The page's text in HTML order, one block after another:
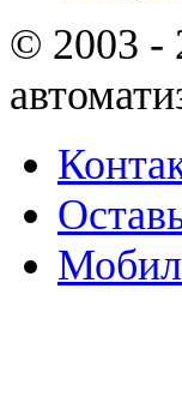
© 2003 -